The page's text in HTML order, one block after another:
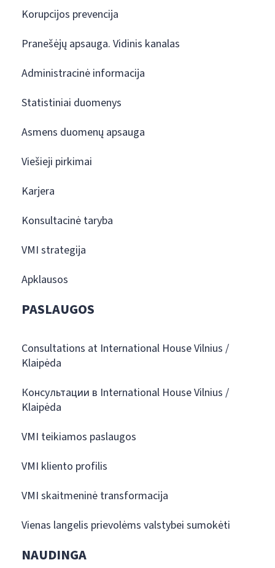
Korupcijos prevencija
Pranešėjų apsauga. Vidinis kanalas
Administracinė informacija
Statistiniai duomenys
Asmens duomenų apsauga
Viešieji pirkimai
Karjera
Konsultacinė taryba
VMI strategija
Apklausos
PASLAUGOS
Consultations at International House Vilnius /
Klaipėda
Консультации в International House Vilnius /
Klaipėda
VMI teikiamos paslaugos
VMI kliento profilis
VMI skaitmeninė transformacija
Vienas langelis prievolėms valstybei sumokėti
NAUDINGA